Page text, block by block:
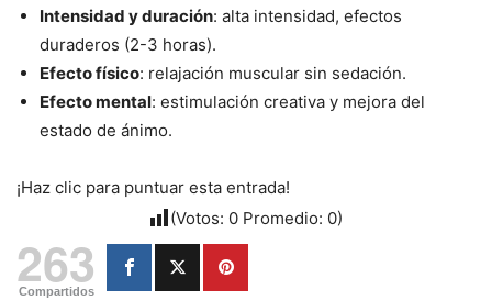
Intensidad y duración: alta intensidad, efectos
duraderos (2-3 horas).
Efecto físico: relajación muscular sin sedación.
Efecto mental: estimulación creativa y mejora del
estado de ánimo.
¡Haz clic para puntuar esta entrada!
(Votos: 0 Promedio: 0)
263
Compartidos